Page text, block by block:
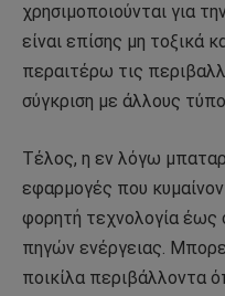
χρησιμοποιούνται για
είναι επίσης μη τοξικά
περαιτέρω τις
σύγκριση με άλλους
Τέλος, η εν λόγω
εφαρμογές που
φορητή τεχνολογία
πηγών ενέργειας.
ποικίλα περιβάλλοντα